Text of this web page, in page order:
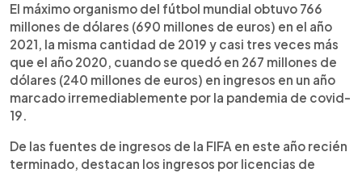
El máximo organismo del fútbol mundial obtuvo 766
millones de dólares (690 millones de euros) en el año
2021, la misma cantidad de 2019 y casi tres veces más
que el año 2020, cuando se quedó en 267 millones de
dólares (240 millones de euros) en ingresos en un año
marcado irremediablemente por la pandemia de covid-
19.
De las fuentes de ingresos de la FIFA en este año recién
terminado, destacan los ingresos por licencias de